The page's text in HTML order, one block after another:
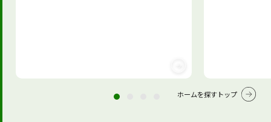
ホームを探すトップ